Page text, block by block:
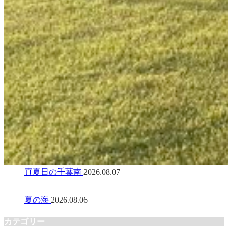
真夏日の千葉南 2026.08.07
夏の海 2026.08.06
カテゴリー